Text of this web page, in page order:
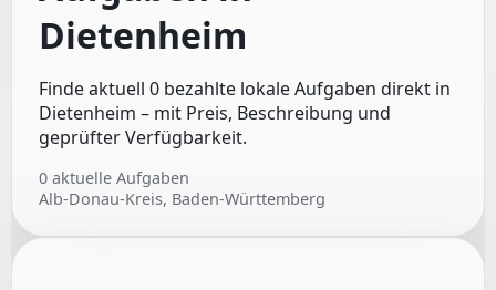
Dietenheim
Finde aktuell 0 bezahlte lokale Aufgaben direkt in
Dietenheim – mit Preis, Beschreibung und
geprüfter Verfügbarkeit.
0 aktuelle Aufgaben
Alb-Donau-Kreis, Baden-Württemberg